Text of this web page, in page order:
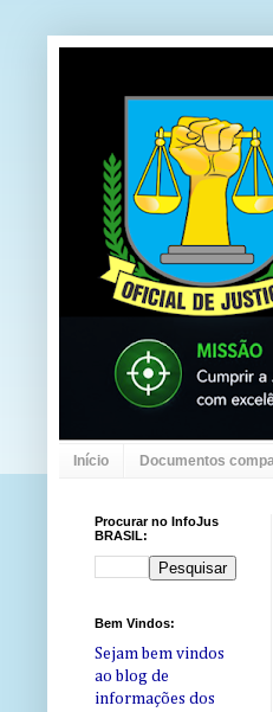
Início Documentos
Procurar no InfoJus
BRASIL:
Bem Vindos:
Sejam bem vindos
ao blog de
informações dos